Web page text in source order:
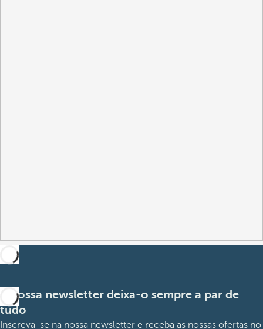
A nossa newsletter deixa-o sempre a par de
tudo
Inscreva-se na nossa newsletter e receba as nossas ofertas no